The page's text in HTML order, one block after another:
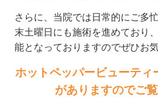
さらに、当院では日常的にご多
末土曜日にも施術を進めており
能となっておりますのでぜひお
ホットペッパービューティ
がありますのでご覧